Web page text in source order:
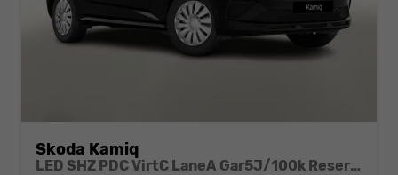
Skoda Kamiq
LED SHZ PDC VirtC LaneA Gar5J/100k Reserve